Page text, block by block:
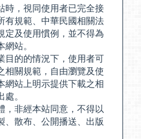
時，視同使用者已完全接
有規範、中華民國相關法
定及使用慣例，並不得為
站。
目的的情況下，使用者可
相關規範，自由瀏覽及使
網站上明示提供下載之相
。
，非經本站同意，不得以
、散布、公開播送、出版